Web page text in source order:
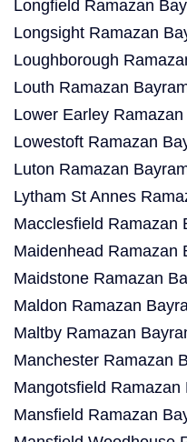
Longfield Ramazan
Longsight Ramazan
Loughborough
Louth Ramazan
Lower Earley
Lowestoft Ramazan
Luton Ramazan
Lytham St Annes
Macclesfield Ramazan
Maidenhead Ramazan
Maidstone Ramazan
Maldon Ramazan
Maltby Ramazan
Manchester Ramazan
Mangotsfield Ramazan
Mansfield Ramazan